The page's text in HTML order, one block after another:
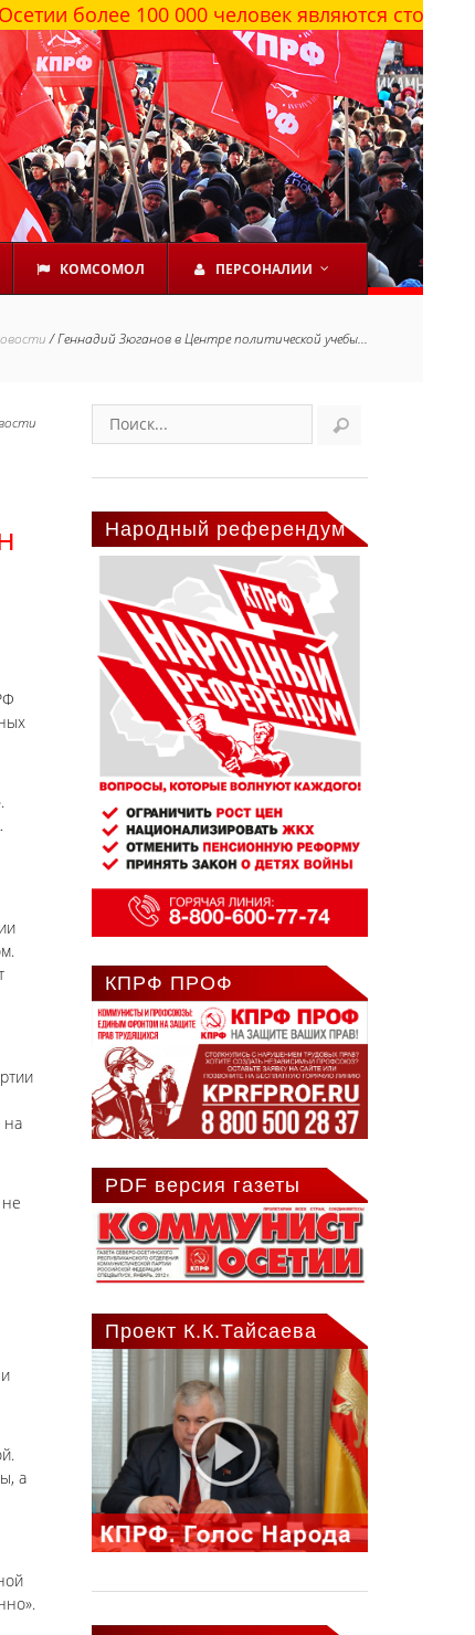
100 000 человек являются сторонниками
КОМСОМОЛ ПЕРСОНАЛИИ
/Геннадий Зюганов в Центре политической учебы...
на
а
Народный референдум
КПРФ ПРОФ
PDF версия газеты
Проект К.К.Тайсаева